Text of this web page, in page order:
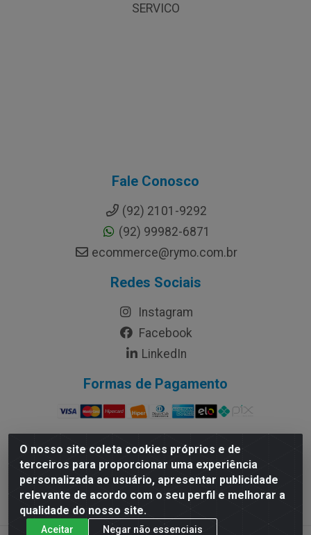
O nosso site coleta cookies próprios e de
terceiros para proporcionar uma experiência
personalizada ao usuário, apresentar publicidade
relevante de acordo com o seu perfil e melhorar a
qualidade do nosso site.
Aceitar Negar não essenciais
SERVICO
Fale Conosco
(92) 2101-9292
(92) 99982-6871
ecommerce@rymo.com.br
Redes Sociais
Instagram
Facebook
LinkedIn
Formas de Pagamento
Rymo Imagem e Produtos Gráficos da Amazonia LTDA -
Av. Ajuricaba, 379 - Cachoeirinha, Manaus/AM - CEP
69065-110 - CNPJ 14.220.230.0001-70